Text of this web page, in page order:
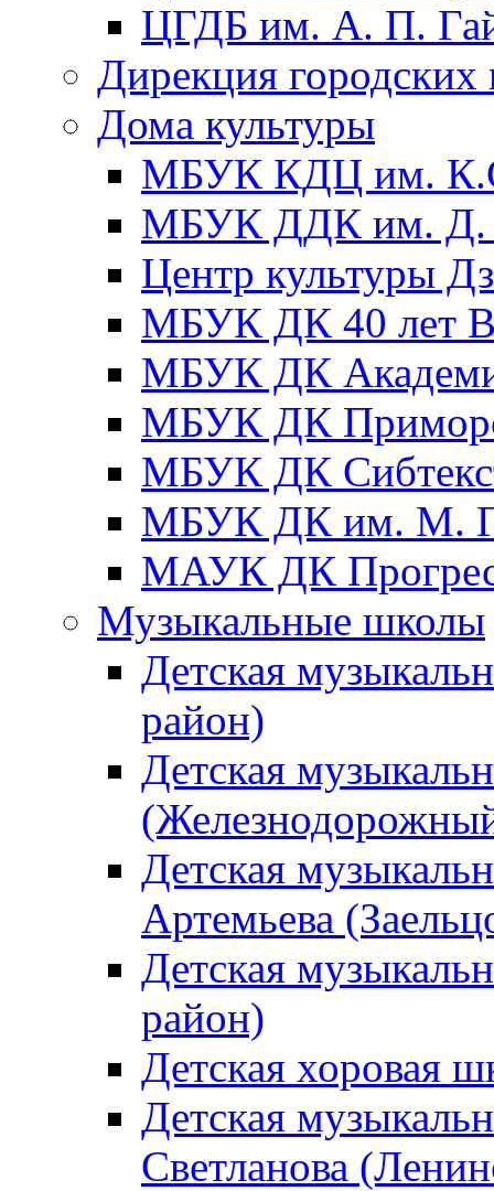
ЦГДБ им. А. П.
Дирекция городских
Дома культуры
МБУК КДЦ им.
МБУК ДДК им. Д.
Центр культуры
МБУК ДК 40 лет
МБУК ДК
МБУК ДК
МБУК ДК
МБУК ДК им. М.
МАУК ДК
Музыкальные школы
Детская
район)
Детская
Детская
Артемьева
Детская
район)
Детская хоровая
Детская
Светланова